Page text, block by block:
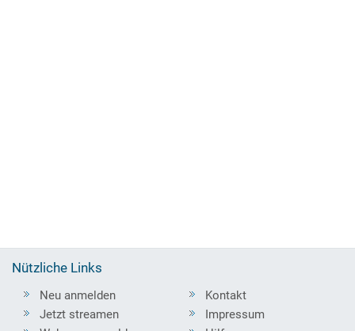
Nützliche Links
Neu anmelden
Jetzt streamen
Kontakt
Impressum